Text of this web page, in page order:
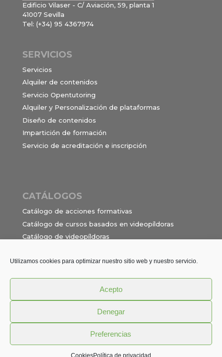
Utilizamos cookies para optimizar nuestro sitio web y nuestro servicio.
Acepto
Denegar
Preferencias
CookiesPolítica de privacidad
Edificio Vilaser - C/ Aviación, 59, planta 1
41007 Sevilla
Tel: (+34) 95 4367974
SERVICIOS
Servicios
Alquiler de contenidos
Servicio Opentutoring
Alquiler y Personalización de plataformas
Diseño de contenidos
Impartición de formación
Servicio de acreditación e inscripción
CATÁLOGOS
Catálogo de acciones formativas
Catálogo de cursos basados en videopíldoras
Catálogo de videopíldoras
formación en alternancia
Política de privacidad
Términos y Condiciones
Aviso Legal
Cookies
© DRED - Diseño de Recursos Educativos S.L.